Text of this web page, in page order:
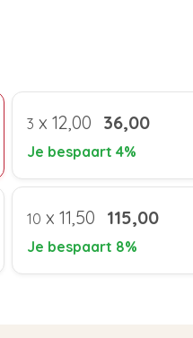
3 x 12,00 36,00
Je bespaart 4%
10 x 11,50 115,00
Je bespaart 8%